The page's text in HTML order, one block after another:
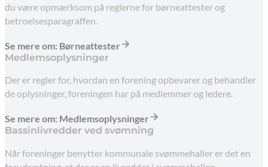
du være opmærksom på reglerne for børneattester og
betroelsesparagraffen.
Se mere om: Børneattester
Medlemsoplysninger
Der er regler for, hvordan en forening opbevarer og behandler
de oplysninger, foreningen har på medlemmer og ledere.
Se mere om: Medlemsoplysninger
Bassinlivredder ved svømning
Når foreninger benytter kommunale svømmehaller er det en